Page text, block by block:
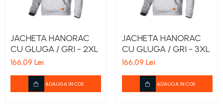
JACHETA HANORAC
CU GLUGA / GRI - 2XL
166,09 Lei
ADAUGA IN COS
JACHETA HANORAC
CU GLUGA / GRI - 3XL
166,09 Lei
ADAUGA IN COS